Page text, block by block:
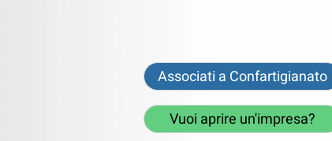
Associati a Confartigianato
Vuoi aprire un'impresa?